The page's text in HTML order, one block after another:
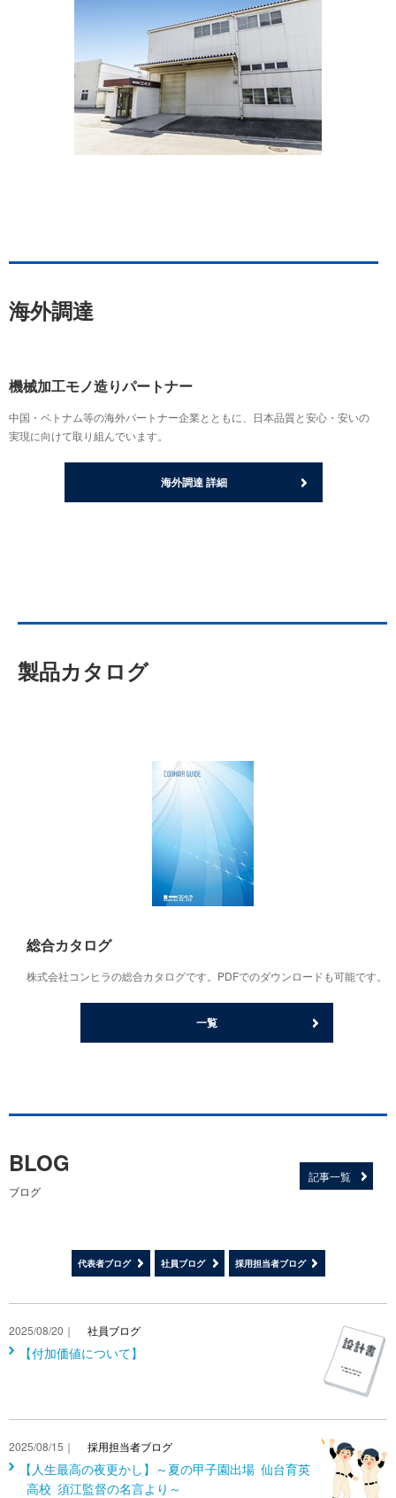
海外調達
機械加工モノ造りパートナー
中国・ベトナム等の海外パートナー企業とともに、日本品質と安心・安いの
実現に向けて取り組んでいます。
海外調達 詳細
製品カタログ
総合カタログ
株式会社コンヒラの総合カタログです。PDFでのダウンロードも可能です。
一覧
BLOG
ブログ
記事一覧
代表者ブログ 社員ブログ 採用担当者ブログ
2025/08/20｜ 社員ブログ
【付加価値について】
2025/08/15｜ 採用担当者ブログ
【人生最高の夜更かし】～夏の甲子園出場 仙台育英
高校 須江監督の名言より～